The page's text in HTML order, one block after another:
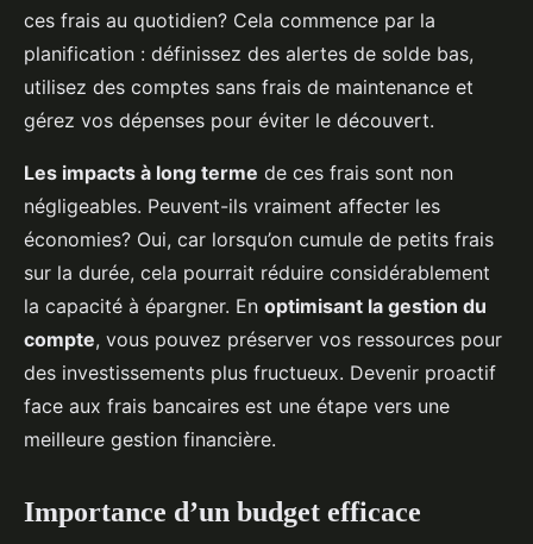
ces frais au quotidien? Cela commence par la
planification : définissez des alertes de solde bas,
utilisez des comptes sans frais de maintenance et
gérez vos dépenses pour éviter le découvert.
Les impacts à long terme de ces frais sont non
négligeables. Peuvent-ils vraiment affecter les
économies? Oui, car lorsqu’on cumule de petits frais
sur la durée, cela pourrait réduire considérablement
la capacité à épargner. En optimisant la gestion du
compte, vous pouvez préserver vos ressources pour
des investissements plus fructueux. Devenir proactif
face aux frais bancaires est une étape vers une
meilleure gestion financière.
Importance d’un budget efficace